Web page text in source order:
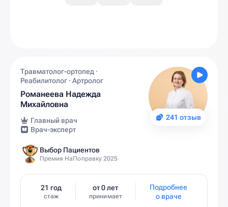
241 отзыв
Травматолог-ортопед ·
Реабилитолог · Артролог
Романеева Надежда
Михайловна
Главный врач
Врач-эксперт
Выбор Пациентов
Премия НаПоправку 2025
21 год
стаж
от 0 лет
принимает
Подробнее
о враче